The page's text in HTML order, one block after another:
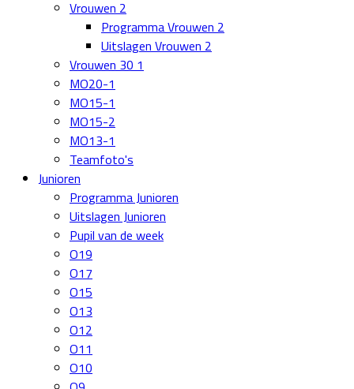
Vrouwen 2
Programma Vrouwen 2
Uitslagen Vrouwen 2
Vrouwen 30 1
MO20-1
MO15-1
MO15-2
MO13-1
Teamfoto's
Junioren
Programma Junioren
Uitslagen Junioren
Pupil van de week
O19
O17
O15
O13
O12
O11
O10